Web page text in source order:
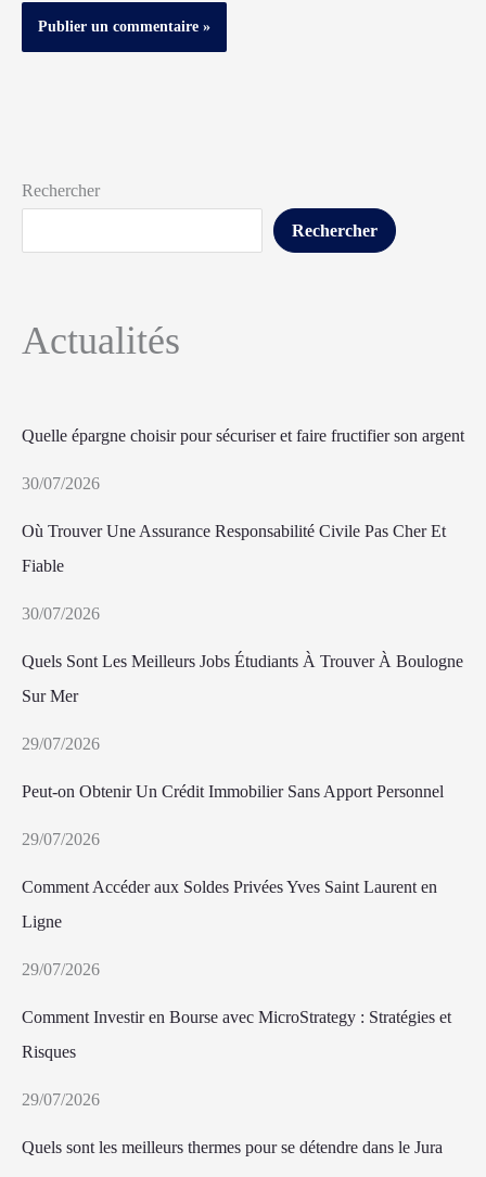
Rechercher
Rechercher
Actualités
Quelle épargne choisir pour sécuriser et faire fructifier son argent
30/07/2026
Où Trouver Une Assurance Responsabilité Civile Pas Cher Et
Fiable
30/07/2026
Quels Sont Les Meilleurs Jobs Étudiants À Trouver À Boulogne
Sur Mer
29/07/2026
Peut-on Obtenir Un Crédit Immobilier Sans Apport Personnel
29/07/2026
Comment Accéder aux Soldes Privées Yves Saint Laurent en
Ligne
29/07/2026
Comment Investir en Bourse avec MicroStrategy : Stratégies et
Risques
29/07/2026
Quels sont les meilleurs thermes pour se détendre dans le Jura